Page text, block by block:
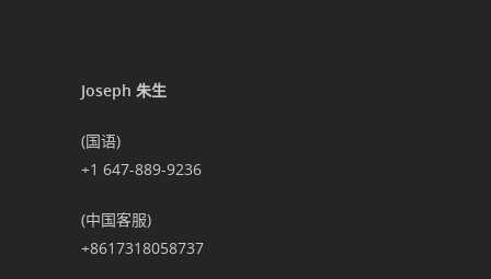
Joseph 朱生
(国语)
+1 647-889-9236
(中国客服)
+8617318058737